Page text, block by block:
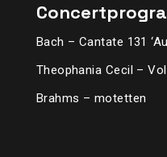
Bach – Cantate 131
Theophania Cecil –
Brahms – motetten